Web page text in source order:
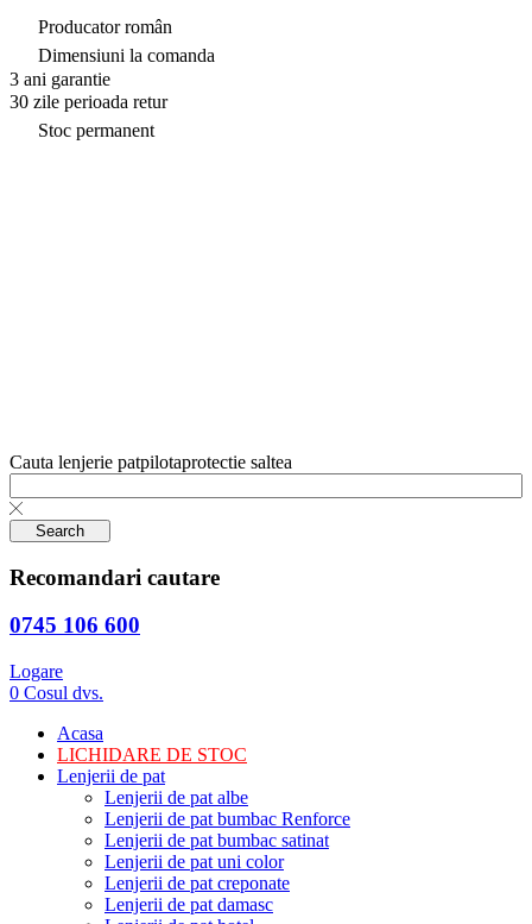
Producator român
Dimensiuni la comanda
3 ani garantie
30 zile perioada retur
Stoc permanent
Cauta lenjerie patpilotaprotectie saltea
Search
Recomandari cautare
0745 106 600
Logare
0 Cosul dvs.
Acasa
LICHIDARE DE STOC
Lenjerii de pat
Lenjerii de pat albe
Lenjerii de pat bumbac Renforce
Lenjerii de pat bumbac satinat
Lenjerii de pat uni color
Lenjerii de pat creponate
Lenjerii de pat damasc